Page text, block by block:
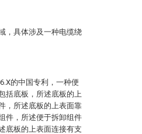
，具体涉及一种电缆绕
的中国专利，一种便
括底板，所述底板的上
，所述底板的上表面靠
件，所述便于拆卸组件
底板的上表面连接有支